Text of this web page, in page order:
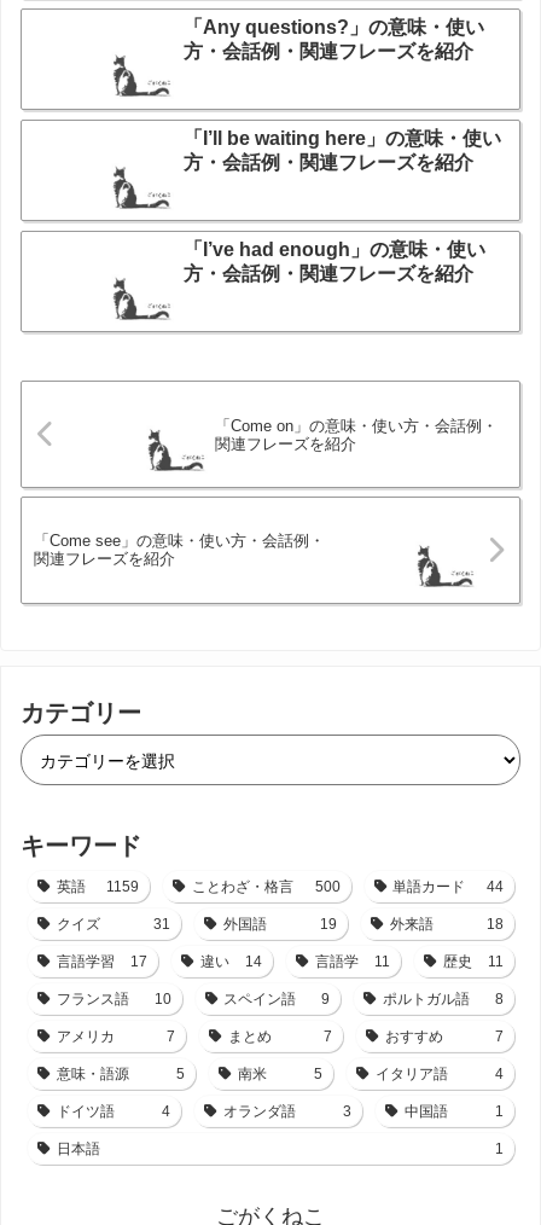
「Any questions?」の意味・使い
方・会話例・関連フレーズを紹介
「I’ll be waiting here」の意味・使い
方・会話例・関連フレーズを紹介
「I’ve had enough」の意味・使い
方・会話例・関連フレーズを紹介
「Come on」の意味・使い方・会話例・
関連フレーズを紹介
「Come see」の意味・使い方・会話例・
関連フレーズを紹介
カテゴリー
キーワード
英語 1159 ことわざ・格言 500 単語カード 44
クイズ 31 外国語 19 外来語 18
言語学習 17 違い 14 言語学 11 歴史 11
フランス語 10 スペイン語 9 ポルトガル語 8
アメリカ 7 まとめ 7 おすすめ 7
意味・語源 5 南米 5 イタリア語 4
ドイツ語 4 オランダ語 3 中国語 1
日本語 1
ごがくねこ